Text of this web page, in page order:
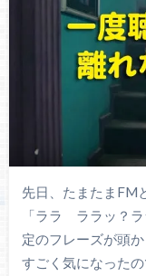
先日、たまたまFM
「ララ ララッ？
定のフレーズが頭
すごく気になった